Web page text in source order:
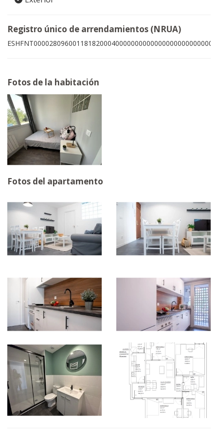
Registro único de arrendamientos (NRUA)
ESHFNT00002809600118182000400000000000000000000000000
Fotos de la habitación
Fotos del apartamento